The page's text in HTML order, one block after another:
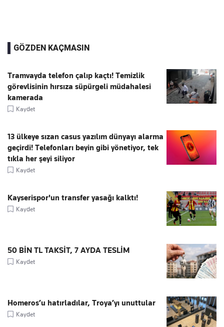
GÖZDEN KAÇMASIN
Tramvayda telefon çalıp kaçtı! Temizlik
görevlisinin hırsıza süpürgeli müdahalesi
kamerada
Kaydet
13 ülkeye sızan casus yazılım dünyayı alarma
geçirdi! Telefonları beyin gibi yönetiyor, tek
tıkla her şeyi siliyor
Kaydet
Kayserispor'un transfer yasağı kalktı!
Kaydet
50 BİN TL TAKSİT, 7 AYDA TESLİM
Kaydet
Homeros’u hatırladılar, Troya’yı unuttular
Kaydet